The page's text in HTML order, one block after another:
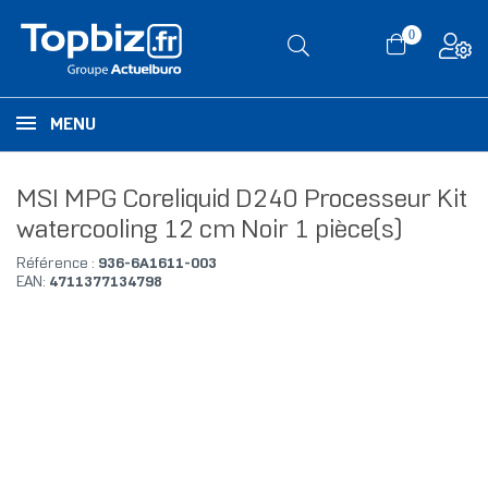
0
MENU
MSI MPG Coreliquid D240 Processeur Kit
watercooling 12 cm Noir 1 pièce(s)
Référence : 936-6A1611-003
EAN: 4711377134798